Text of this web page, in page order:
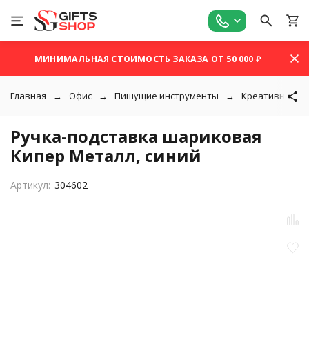
МИНИМАЛЬНАЯ СТОИМОСТЬ ЗАКАЗА ОТ 50 000 ₽
Главная Офис Пишущие инструменты Креативные
Ручка-подставка шариковая
Кипер Металл, синий
Артикул: 304602